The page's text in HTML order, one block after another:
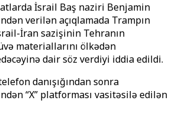
İsrail Baş naziri Benjamin
verilən açıqlamada Trampın
İran sazişinin Tehranın
materiallarını ölkədən
dair söz verdiyi iddia edildi.
danışığından sonra
“X” platforması vasitəsilə edilən